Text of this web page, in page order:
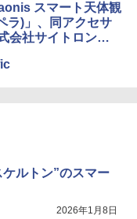
スマート天体観
ラ)」、同アクセサ
会社サイトロンジ
ルトン”のスマー
2026年1月8日